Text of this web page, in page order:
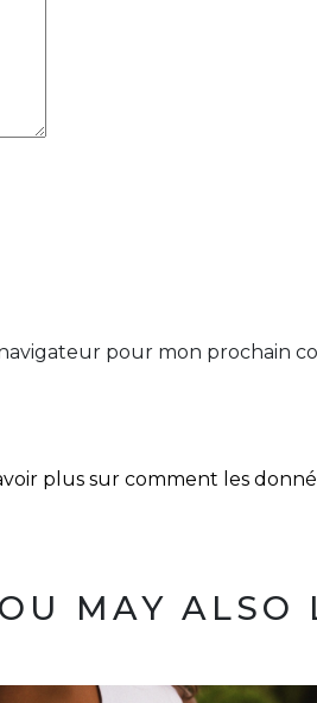
pour mon prochain
plus sur comment les
MAY ALSO